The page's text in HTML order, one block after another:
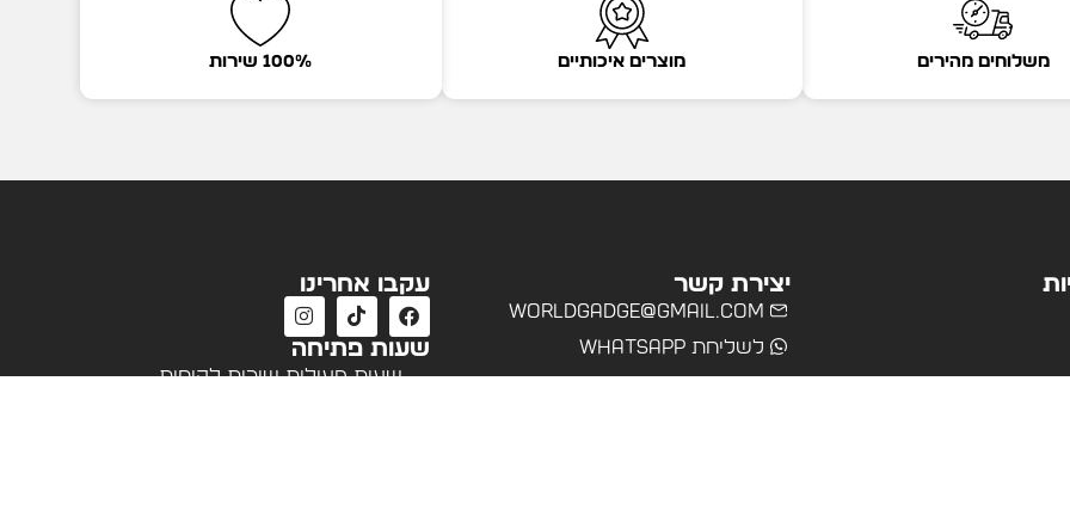
משלוחים מהירים מוצרים איכותיים 100% שירות
יצירת קשר
worldgadge@gmail.com
לשליחת WhatsApp
עקבו אחרינו
שעות פתיחה
שעות פעילות שירות לקוחות